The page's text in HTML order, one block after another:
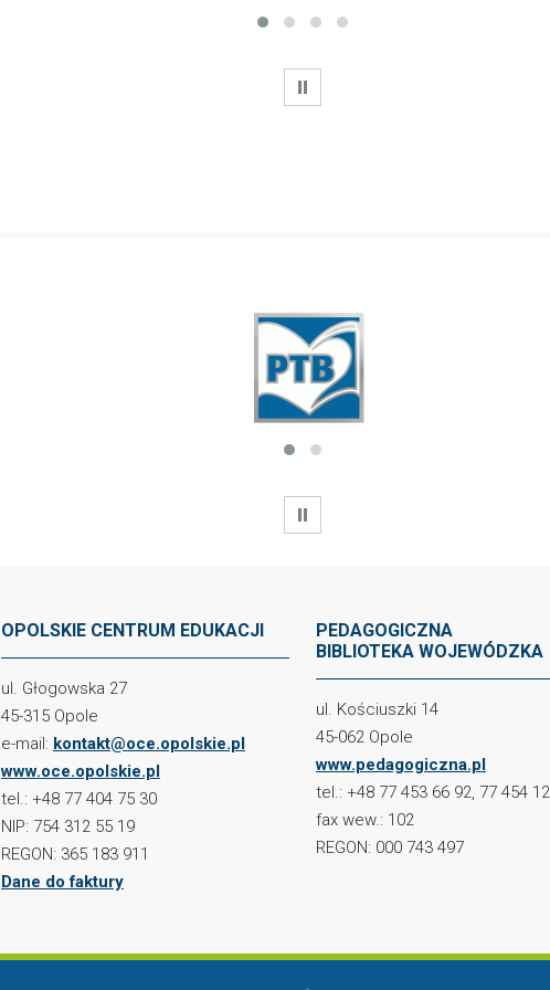
WSTRZYMAJ
WSTRZYMAJ
OPOLSKIE CENTRUM EDUKACJI
ul. Głogowska 27
45-315 Opole
e-mail: kontakt@oce.opolskie.pl
www.oce.opolskie.pl
tel.: +48 77 404 75 30
NIP: 754 312 55 19
REGON: 365 183 911
Dane do faktury
PEDAGOGICZNA
BIBLIOTEKA WOJEWÓDZKA
ul. Kościuszki 14
45-062 Opole
www.pedagogiczna.pl
tel.: +48 77 453 66 92, 77 454
fax wew.: 102
REGON: 000 743 497